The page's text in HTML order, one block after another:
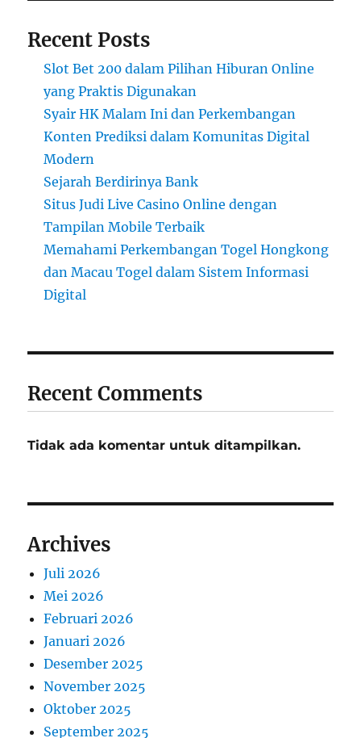
Recent Posts
Slot Bet 200 dalam Pilihan Hiburan Online
yang Praktis Digunakan
Syair HK Malam Ini dan Perkembangan
Konten Prediksi dalam Komunitas Digital
Modern
Sejarah Berdirinya Bank
Situs Judi Live Casino Online dengan
Tampilan Mobile Terbaik
Memahami Perkembangan Togel Hongkong
dan Macau Togel dalam Sistem Informasi
Digital
Recent Comments
Tidak ada komentar untuk ditampilkan.
Archives
Juli 2026
Mei 2026
Februari 2026
Januari 2026
Desember 2025
November 2025
Oktober 2025
September 2025